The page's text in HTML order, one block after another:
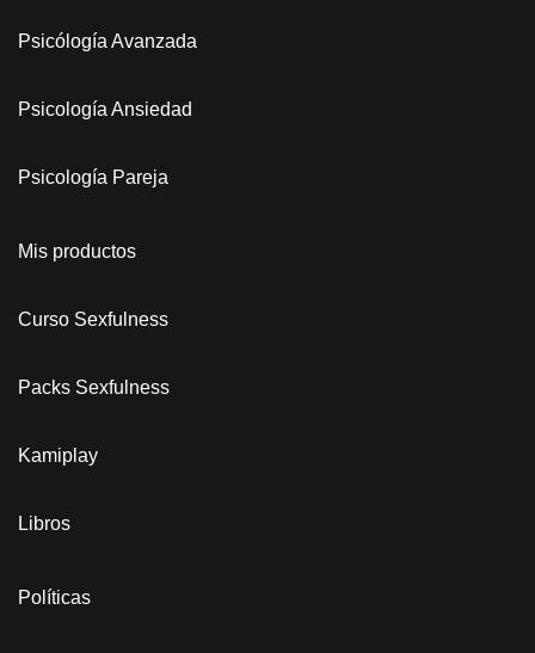
Psicólogía Avanzada
Psicología Ansiedad
Psicología Pareja
Mis productos
Curso Sexfulness
Packs Sexfulness
Kamiplay
Libros
Políticas